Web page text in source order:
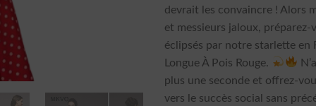
devrait les convaincre ! Alors
et messieurs jaloux, préparez-
éclipsés par notre starlette en
Longue À Pois Rouge.
plus une seconde et offrez-
vers le succès social sans